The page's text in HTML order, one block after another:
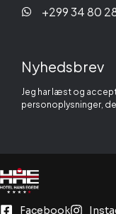
+299 34 80
Nyhedsbrev
Jeg har læst og
personoplysninger,
Facebook